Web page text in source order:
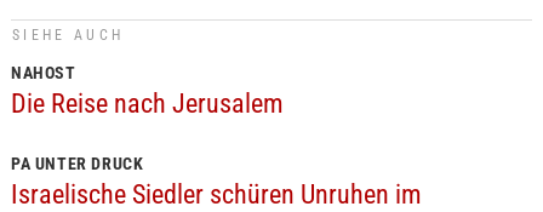
SIEHE AUCH
NAHOST
Die Reise nach Jerusalem
PA UNTER DRUCK
Israelische Siedler schüren Unruhen im